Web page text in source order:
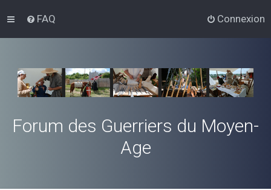
FAQ Connexion
Forum des Guerriers du Moyen-
Age